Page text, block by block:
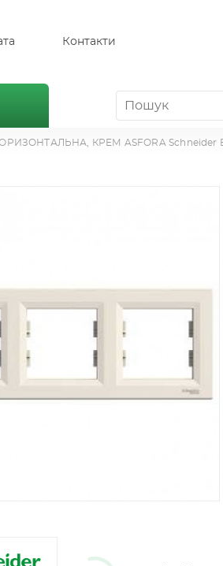
Контакти
КРЕМ ASFORA Schneider